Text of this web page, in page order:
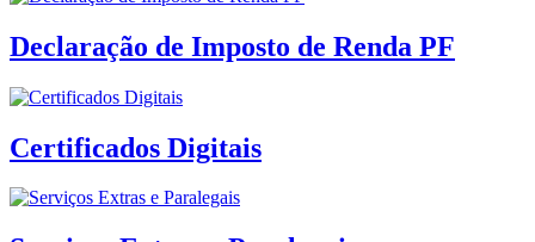
Declaração de Imposto de Renda PF
Certificados Digitais